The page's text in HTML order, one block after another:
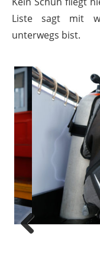
Liste sagt mit
unterwegs bist.